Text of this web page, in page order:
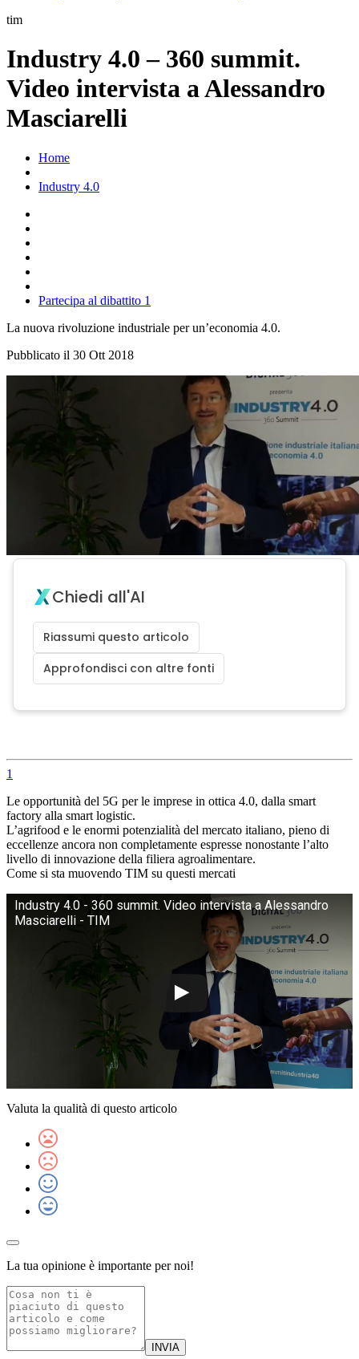
tim
Industry 4.0 – 360 summit.
Video intervista a Alessandro
Masciarelli
Home
Industry 4.0
Partecipa al dibattito 1
La nuova rivoluzione industriale per un’economia 4.0.
Pubblicato il 30 Ott 2018
Chiedi all'AI
Riassumi questo articolo
Approfondisci con altre fonti
1
Le opportunità del 5G per le imprese in ottica 4.0, dalla smart
factory alla smart logistic.
L’agrifood e le enormi potenzialità del mercato italiano, pieno di
eccellenze ancora non completamente espresse nonostante l’alto
livello di innovazione della filiera agroalimentare.
Come si sta muovendo TIM su questi mercati
Industry 4.0 - 360 summit. Video intervista a Alessandro
Masciarelli - TIM
Valuta la qualità di questo articolo
La tua opinione è importante per noi!
INVIA